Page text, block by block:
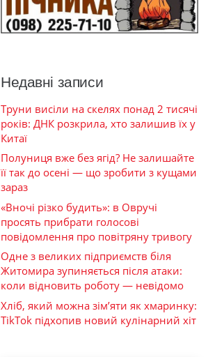
Недавні записи
Труни висіли на скелях понад 2 тисячі
років: ДНК розкрила, хто залишив їх у
Китаї
Полуниця вже без ягід? Не залишайте
її так до осені — що зробити з кущами
зараз
«Вночі різко будить»: в Овручі
просять прибрати голосові
повідомлення про повітряну тривогу
Одне з великих підприємств біля
Житомира зупиняється після атаки:
коли відновить роботу — невідомо
Хліб, який можна зім’яти як хмаринку:
TikTok підхопив новий кулінарний хіт